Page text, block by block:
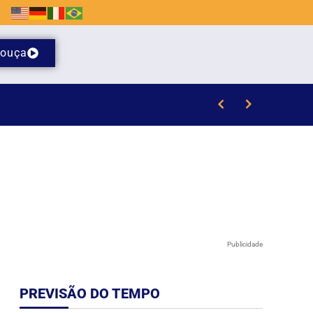
ouça
Publicidade
PREVISÃO DO TEMPO